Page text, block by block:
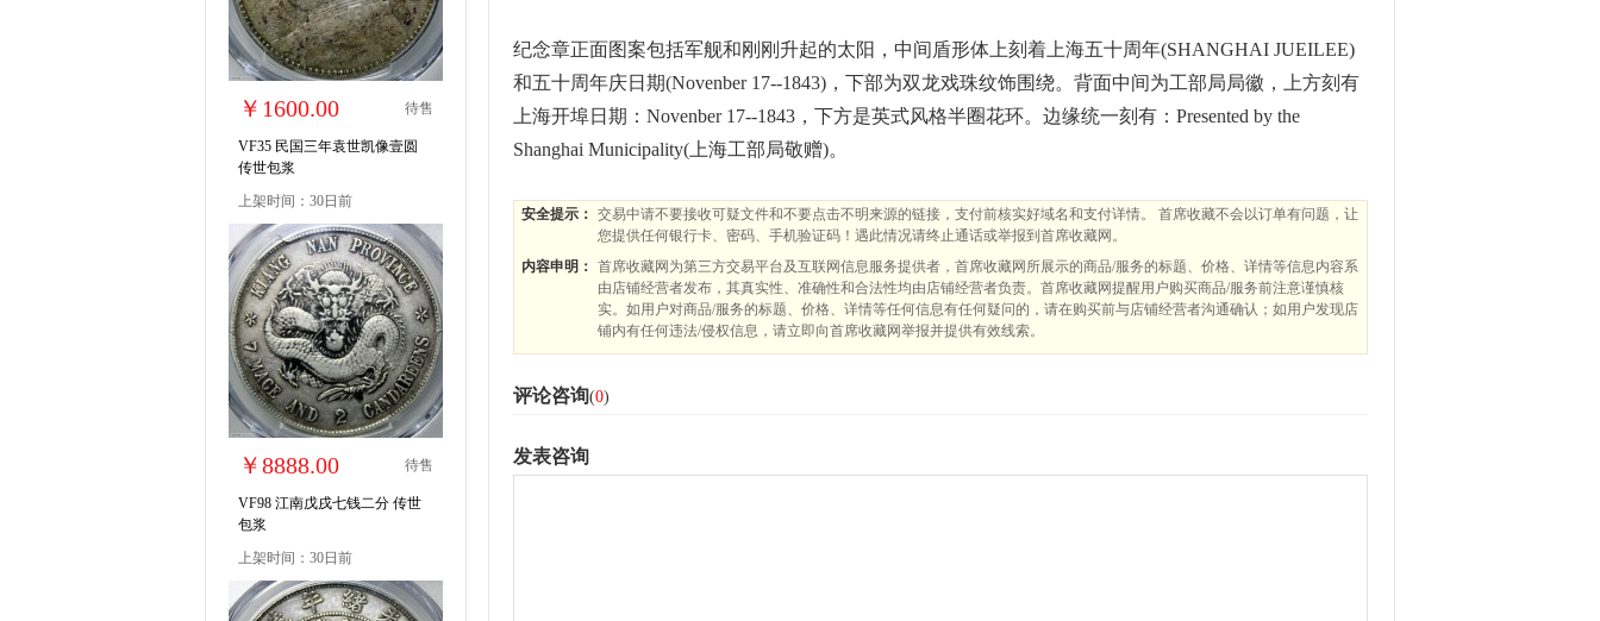
￥1600.00 待售
VF35 民国三年袁世凯像壹圆
传世包浆
上架时间：30日前
￥8888.00 待售
VF98 江南戊戌七钱二分 传世
包浆
上架时间：30日前
纪念章正面图案包括军舰和刚刚升起的太阳，中间盾形体上刻着上海五十周年(SHANGHAI JUEILEE)
和五十周年庆日期(Novenber 17--1843)，下部为双龙戏珠纹饰围绕。背面中间为工部局局徽，上方刻有
上海开埠日期：Novenber 17--1843，下方是英式风格半圈花环。边缘统一刻有：Presented by the
Shanghai Municipality(上海工部局敬赠)。
安全提示： 交易中请不要接收可疑文件和不要点击不明来源的链接，支付前核实好域名和支付详情。 首席收藏不会以订单有问题，让
您提供任何银行卡、密码、手机验证码！遇此情况请终止通话或举报到首席收藏网。
内容申明： 首席收藏网为第三方交易平台及互联网信息服务提供者，首席收藏网所展示的商品/服务的标题、价格、详情等信息内容系
由店铺经营者发布，其真实性、准确性和合法性均由店铺经营者负责。首席收藏网提醒用户购买商品/服务前注意谨慎核
实。如用户对商品/服务的标题、价格、详情等任何信息有任何疑问的，请在购买前与店铺经营者沟通确认；如用户发现店
铺内有任何违法/侵权信息，请立即向首席收藏网举报并提供有效线索。
评论咨询(0)
发表咨询